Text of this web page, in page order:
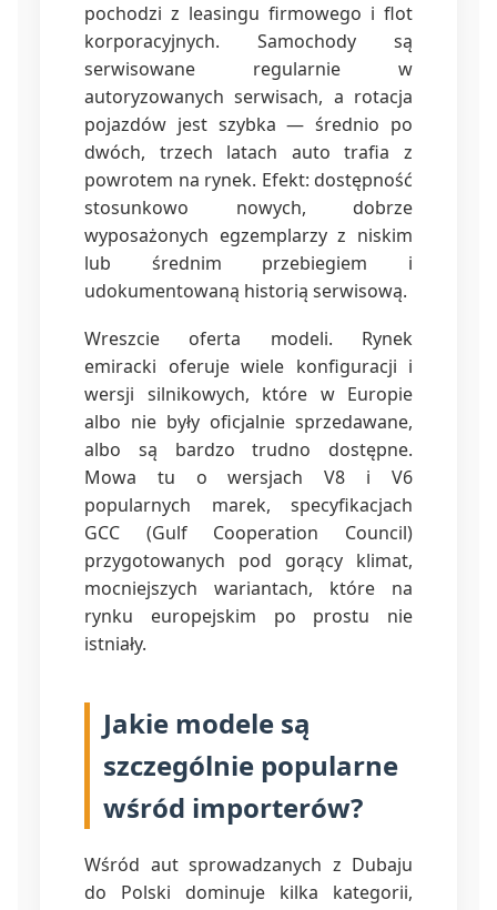
pochodzi z leasingu firmowego i flot
korporacyjnych. Samochody są
serwisowane regularnie w
autoryzowanych serwisach, a rotacja
pojazdów jest szybka — średnio po
dwóch, trzech latach auto trafia z
powrotem na rynek. Efekt: dostępność
stosunkowo nowych, dobrze
wyposażonych egzemplarzy z niskim
lub średnim przebiegiem i
udokumentowaną historią serwisową.
Wreszcie oferta modeli. Rynek
emiracki oferuje wiele konfiguracji i
wersji silnikowych, które w Europie
albo nie były oficjalnie sprzedawane,
albo są bardzo trudno dostępne.
Mowa tu o wersjach V8 i V6
popularnych marek, specyfikacjach
GCC (Gulf Cooperation Council)
przygotowanych pod gorący klimat,
mocniejszych wariantach, które na
rynku europejskim po prostu nie
istniały.
Jakie modele są
szczególnie popularne
wśród importerów?
Wśród aut sprowadzanych z Dubaju
do Polski dominuje kilka kategorii,